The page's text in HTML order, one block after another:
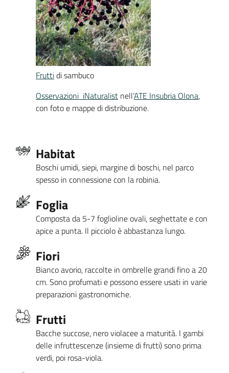
Fruttidi sambuco
Osservazioni iNaturalist nell’ATE Insubria Olona,
con foto e mappe di distribuzione.
Habitat
Boschi umidi, siepi, margine di boschi, nel parco
spesso in connessione con la robinia.
Foglia
Composta da 5-7 foglioline ovali, seghettate e con
apice a punta. Il picciolo è abbastanza lungo.
Fiori
Bianco avorio, raccolte in ombrelle grandi fino a 20
cm. Sono profumati e possono essere usati in varie
preparazioni gastronomiche.
Frutti
Bacche succose, nero violacee a maturità. I gambi
delle infruttescenze (insieme di frutti) sono prima
verdi, poi rosa-viola.